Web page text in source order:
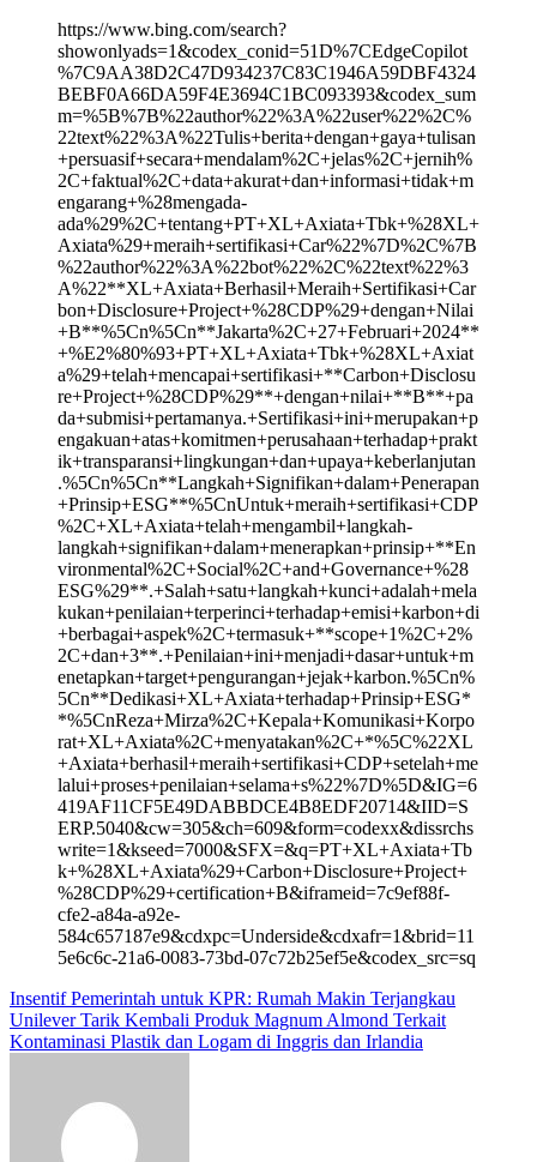
https://www.bing.com/search?
showonlyads=1&codex_conid=51D%7CEdgeCopilot
%7C9AA38D2C47D934237C83C1946A59DBF4324
BEBF0A66DA59F4E3694C1BC093393&codex_sum
m=%5B%7B%22author%22%3A%22user%22%2C%
22text%22%3A%22Tulis+berita+dengan+gaya+tulisan
+persuasif+secara+mendalam%2C+jelas%2C+jernih%
2C+faktual%2C+data+akurat+dan+informasi+tidak+m
engarang+%28mengada-
ada%29%2C+tentang+PT+XL+Axiata+Tbk+%28XL+
Axiata%29+meraih+sertifikasi+Car%22%7D%2C%7B
%22author%22%3A%22bot%22%2C%22text%22%3
A%22**XL+Axiata+Berhasil+Meraih+Sertifikasi+Car
bon+Disclosure+Project+%28CDP%29+dengan+Nilai
+B**%5Cn%5Cn**Jakarta%2C+27+Februari+2024**
+%E2%80%93+PT+XL+Axiata+Tbk+%28XL+Axiat
a%29+telah+mencapai+sertifikasi+**Carbon+Disclosu
re+Project+%28CDP%29**+dengan+nilai+**B**+pa
da+submisi+pertamanya.+Sertifikasi+ini+merupakan+p
engakuan+atas+komitmen+perusahaan+terhadap+prakt
ik+transparansi+lingkungan+dan+upaya+keberlanjutan
.%5Cn%5Cn**Langkah+Signifikan+dalam+Penerapan
+Prinsip+ESG**%5CnUntuk+meraih+sertifikasi+CDP
%2C+XL+Axiata+telah+mengambil+langkah-
langkah+signifikan+dalam+menerapkan+prinsip+**En
vironmental%2C+Social%2C+and+Governance+%28
ESG%29**.+Salah+satu+langkah+kunci+adalah+mela
kukan+penilaian+terperinci+terhadap+emisi+karbon+di
+berbagai+aspek%2C+termasuk+**scope+1%2C+2%
2C+dan+3**.+Penilaian+ini+menjadi+dasar+untuk+m
enetapkan+target+pengurangan+jejak+karbon.%5Cn%
5Cn**Dedikasi+XL+Axiata+terhadap+Prinsip+ESG*
*%5CnReza+Mirza%2C+Kepala+Komunikasi+Korpo
rat+XL+Axiata%2C+menyatakan%2C+*%5C%22XL
+Axiata+berhasil+meraih+sertifikasi+CDP+setelah+me
lalui+proses+penilaian+selama+s%22%7D%5D&IG=6
419AF11CF5E49DABBDCE4B8EDF20714&IID=S
ERP.5040&cw=305&ch=609&form=codexx&dissrchs
write=1&kseed=7000&SFX=&q=PT+XL+Axiata+Tb
k+%28XL+Axiata%29+Carbon+Disclosure+Project+
%28CDP%29+certification+B&iframeid=7c9ef88f-
cfe2-a84a-a92e-
584c657187e9&cdxpc=Underside&cdxafr=1&brid=11
5e6c6c-21a6-0083-73bd-07c72b25ef5e&codex_src=sq
Navigasi
pos
Insentif Pemerintah untuk KPR: Rumah Makin Terjangkau
Unilever Tarik Kembali Produk Magnum Almond Terkait
Kontaminasi Plastik dan Logam di Inggris dan Irlandia